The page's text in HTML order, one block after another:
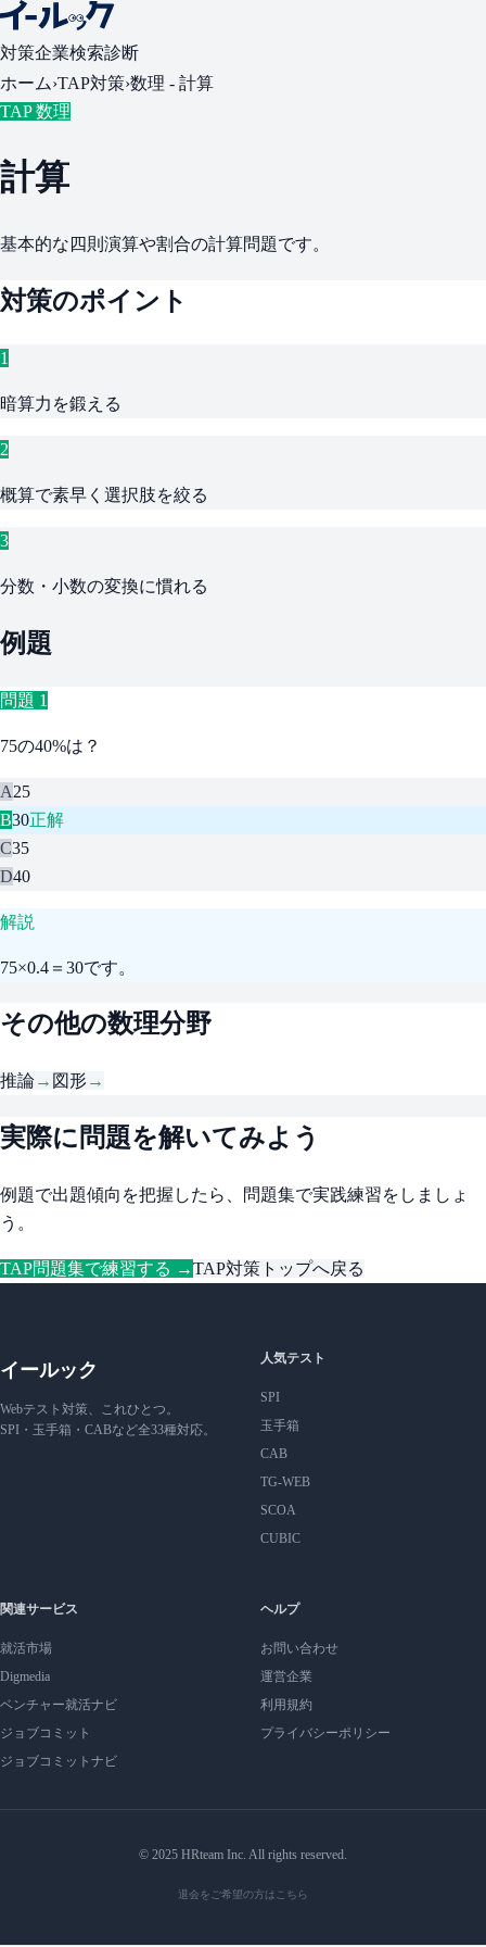
対策企業検索診断
ホーム›TAP対策›数理 - 計算
TAP 数理
計算
基本的な四則演算や割合の計算問題です。
対策のポイント
1
暗算力を鍛える
2
概算で素早く選択肢を絞る
3
分数・小数の変換に慣れる
例題
問題 1
75の40%は？
A25
B30正解
C35
D40
解説
75×0.4＝30です。
その他の数理分野
推論→ 図形→
実際に問題を解いてみよう
例題で出題傾向を把握したら、問題集で実践練習をしましょ
う。
TAP問題集で練習する →TAP対策トップへ戻る
イールック
Webテスト対策、これひとつ。
SPI・玉手箱・CABなど全33種対応。
人気テスト
SPI
玉手箱
CAB
TG-WEB
SCOA
CUBIC
関連サービス
就活市場
Digmedia
ベンチャー就活ナビ
ジョブコミット
ジョブコミットナビ
ヘルプ
お問い合わせ
運営企業
利用規約
プライバシーポリシー
© 2025 HRteam Inc. All rights reserved.
退会をご希望の方はこちら